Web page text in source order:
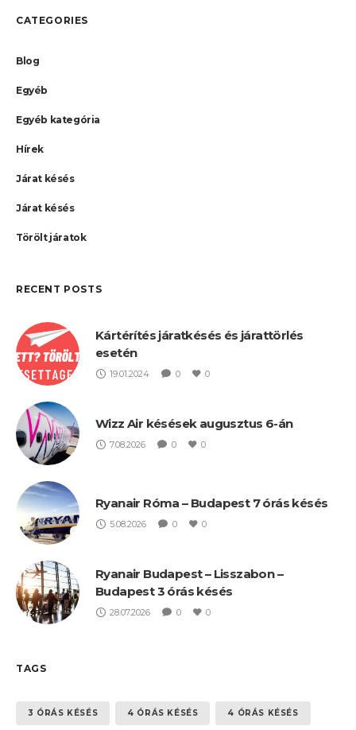
CATEGORIES
Blog
Egyéb
Egyéb kategória
Hírek
Járat késés
Járat késés
Törölt járatok
RECENT POSTS
Kártérítés járatkésés és járattörlés
esetén
19.01.2024 0 0
Wizz Air késések augusztus 6-án
7.08.2026 0 0
Ryanair Róma – Budapest 7 órás késés
5.08.2026 0 0
Ryanair Budapest – Lisszabon –
Budapest 3 órás késés
28.07.2026 0 0
TAGS
3 ÓRÁS KÉSÉS 4 ÓRÁS KÉSÉS 4 ÓRÁS KÉSÉS